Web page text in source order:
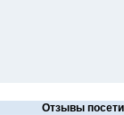
Отзывы